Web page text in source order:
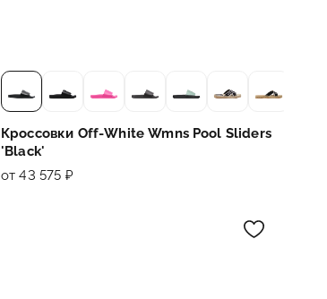
Кроссовки Off-White Wmns Pool Sliders
'Black'
от 43 575 ₽